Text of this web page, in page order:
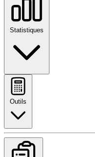
Statistiques
Outils